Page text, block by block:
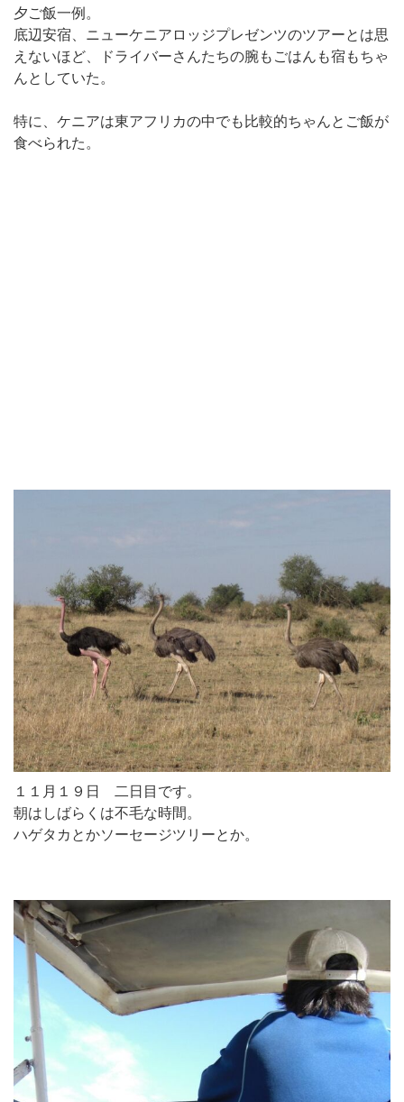
夕ご飯一例。
底辺安宿、ニューケニアロッジプレゼンツのツアーとは思
えないほど、ドライバーさんたちの腕もごはんも宿もちゃ
んとしていた。
特に、ケニアは東アフリカの中でも比較的ちゃんとご飯が
食べられた。
１１月１９日 二日目です。
朝はしばらくは不毛な時間。
ハゲタカとかソーセージツリーとか。